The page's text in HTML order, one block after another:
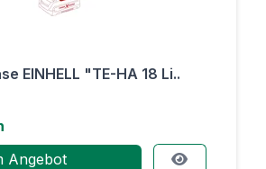
EINHELL "TE-HA 18 Li..
Angebot